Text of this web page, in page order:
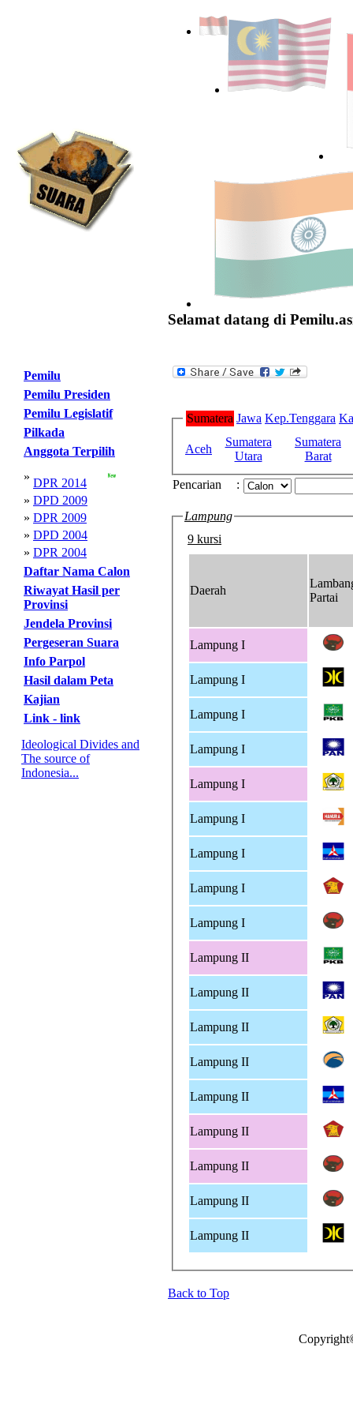
Selamat datang di
Pemilu
Pemilu Presiden
Pemilu Legislatif
Pilkada
Anggota Terpilih
» DPR 2014
» DPD 2009
» DPR 2009
» DPD 2004
» DPR 2004
Daftar Nama Calon
Riwayat Hasil per
Provinsi
Jendela Provinsi
Pergeseran Suara
Info Parpol
Hasil dalam Peta
Kajian
Link - link
Ideological Divides and
The source of
Indonesia...
Sumatera Jawa Kep.Tenggara
Aceh
Sumatera
Utara
Sumatera
Barat
Pencarian :
Lampung
9 kursi
Daerah
Partai
Lampung I
Lampung I
Lampung I
Lampung I
Lampung I
Lampung I
Lampung I
Lampung I
Lampung I
Lampung II
Lampung II
Lampung II
Lampung II
Lampung II
Lampung II
Lampung II
Lampung II
Lampung II
Back to Top